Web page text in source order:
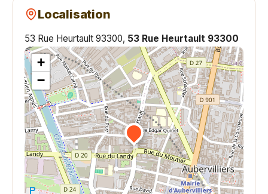
Localisation
53 Rue Heurtault 93300, 53 Rue Heurtault 93300
+
−